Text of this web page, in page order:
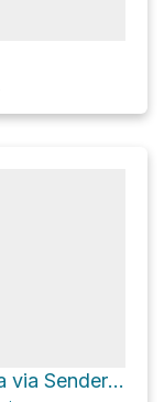
Refugio Agostino Rocca via Sendero Paso de las Nubes